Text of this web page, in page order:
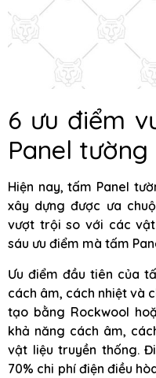
6 ưu điểm
Panel tường
Hiện nay, tấm Panel
xây dựng được ưa
vượt trội so với các
sáu ưu điểm mà tấm
Ưu điểm đầu tiên của
cách âm, cách nhiệt và
tạo bằng Rockwool
khả năng cách âm,
vật liệu truyền thống.
70% chi phí điện điều